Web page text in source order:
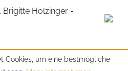
Brigitte Holzinger -
Cookies, um eine bestmögliche